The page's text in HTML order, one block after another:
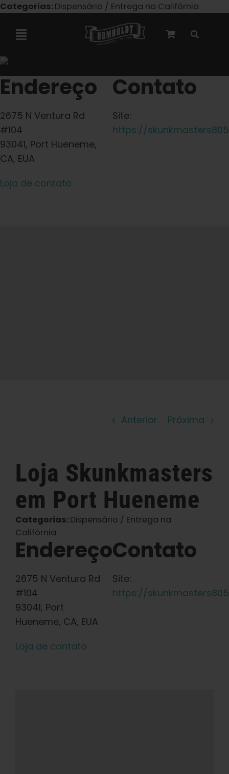
Pular
Categorias:Dispensário / Entrega na Califórnia
Navegação
Colaboração com a Marley
Sementes autoflorescentes
Português Brasileiro
Procurar
por:
Endereço
2675 N Ventura Rd
#104
93041, Port Hueneme,
CA, EUA
Contato
Site:
https://
Loja de contato
Anterior Próxima
Loja Skunkmasters
em Port Hueneme
Categorias:Dispensário / Entrega na
Califórnia
Endereço
2675 N Ventura Rd
#104
93041, Port
Hueneme, CA, EUA
Contato
Site:
https://
Loja de contato